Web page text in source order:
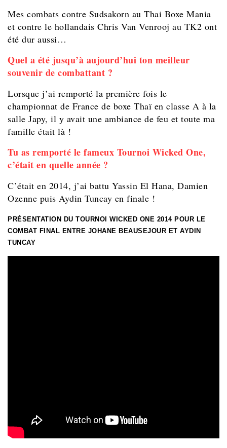
Mes combats contre Sudsakorn au Thai Boxe Mania
et contre le hollandais Chris Van Venrooj au TK2 ont
été dur aussi…
Quel a été jusqu’à aujourd’hui ton meilleur
souvenir de combattant ?
Lorsque j’ai remporté la première fois le
championnat de France de boxe Thaï en classe A à la
salle Japy, il y avait une ambiance de feu et toute ma
famille était là !
Tu as remporté le fameux Tournoi Wicked One,
c’était en quelle année ?
C’était en 2014, j’ai battu Yassin El Hana, Damien
Ozenne puis Aydin Tuncay en finale !
PRÉSENTATION DU TOURNOI WICKED ONE 2014 POUR LE
COMBAT FINAL ENTRE JOHANE BEAUSEJOUR ET AYDIN
TUNCAY